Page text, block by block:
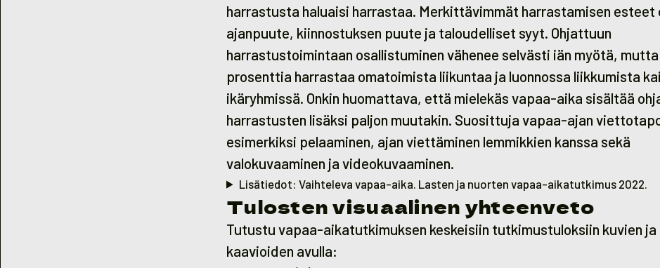
harrastusta haluaisi harrastaa. Merkittävimmät harrastamisen esteet
ajanpuute, kiinnostuksen puute ja taloudelliset syyt. Ohjattuun
harrastustoimintaan osallistuminen vähenee selvästi iän myötä, mutta
prosenttia harrastaa omatoimista liikuntaa ja luonnossa liikkumista
ikäryhmissä. Onkin huomattava, että mielekäs vapaa-aika sisältää
harrastusten lisäksi paljon muutakin. Suosittuja vapaa-ajan
esimerkiksi pelaaminen, ajan viettäminen lemmikkien kanssa sekä
valokuvaaminen ja videokuvaaminen.
Lisätiedot: Vaihteleva vapaa-aika. Lasten ja nuorten vapaa-aikatutkimus 2022.
Tulosten visuaalinen yhteenveto
Tutustu vapaa-aikatutkimuksen keskeisiin tutkimustuloksiin kuvien ja
kaavioiden avulla: